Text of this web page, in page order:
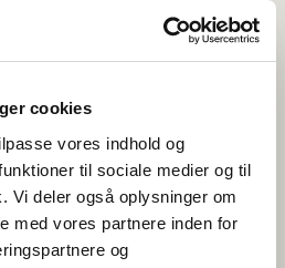
cookies
vores indhold og
til sociale medier og til
Vi deler også oplysninger om
med vores partnere inden for
og
dine personoplysninger behandles
krav til vores samarbejdspartnere, og
at dine personoplysninger er beskyttet.
virksomheder (databehandlere),
til tredjemand.